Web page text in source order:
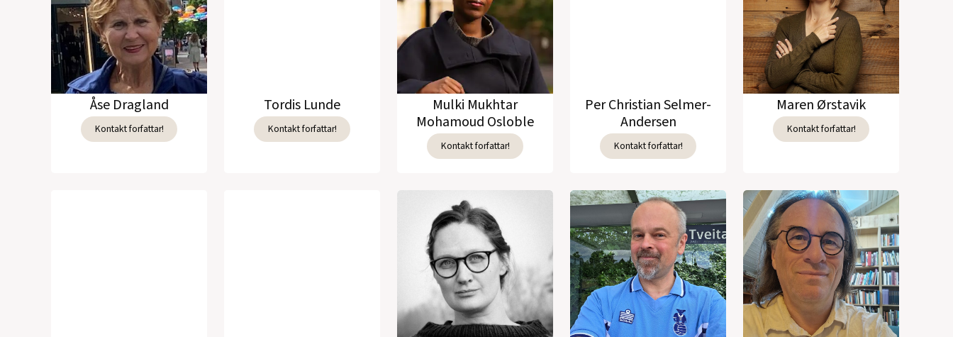
Åse Dragland
Kontakt forfattar!
Tordis Lunde
Kontakt forfattar!
Mulki Mukhtar
Mohamoud Osloble
Kontakt forfattar!
Per Christian Selmer-
Andersen
Kontakt forfattar!
Maren Ørstavik
Kontakt forfattar!